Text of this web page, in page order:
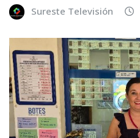
Sureste Televisión